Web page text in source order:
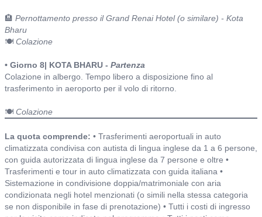
🏨 Pernottamento presso il Grand Renai Hotel (o similare) - Kota
Bharu
🍽️ Colazione
• Giorno 8| KOTA BHARU - Partenza
Colazione in albergo. Tempo libero a disposizione fino al
trasferimento in aeroporto per il volo di ritorno.
🍽️ Colazione
La quota comprende: • Trasferimenti aeroportuali in auto
climatizzata condivisa con autista di lingua inglese da 1 a 6 persone,
con guida autorizzata di lingua inglese da 7 persone e oltre •
Trasferimenti e tour in auto climatizzata con guida italiana •
Sistemazione in condivisione doppia/matrimoniale con aria
condizionata negli hotel menzionati (o simili nella stessa categoria
se non disponibile in fase di prenotazione) • Tutti i costi di ingresso